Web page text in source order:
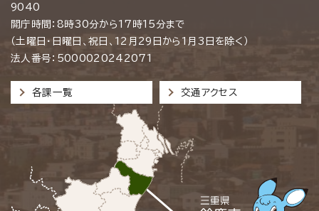
9040
開庁時間：8時30分から17時15分まで
（土曜日・日曜日、祝日、12月29日から1月3日を除く）
法人番号：5000020242071
各課一覧 交通アクセス